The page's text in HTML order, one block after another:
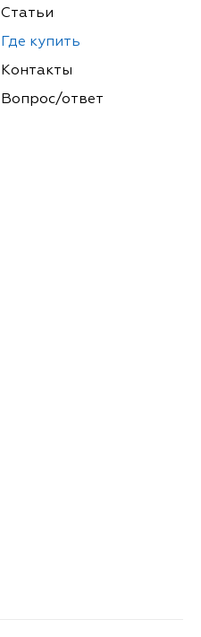
Статьи
Где купить
Контакты
Вопрос/ответ